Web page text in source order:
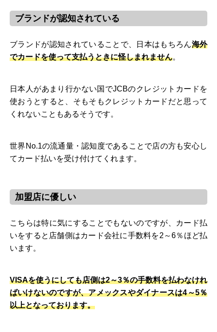
ブランドが認知されている
ブランドが認知されていることで、日本はもちろん海外
でカードを使って支払うときに怪しまれません。
日本人があまり行かない国でJCBのクレジットカードを
使おうとすると、そもそもクレジットカードだと思って
くれないこともあるそうです。
世界No.1の流通量・認知度であることで店の方も安心し
てカード払いを受け付けてくれます。
加盟店に優しい
こちらは特に気にすることでもないのですが、カード払
いをすると店舗側はカード会社に手数料を2～6％ほど払
います。
VISAを使うにしても店側は2～3％の手数料を払わなけれ
ばいけないのですが、アメックスやダイナースは4～5％
以上となっております。